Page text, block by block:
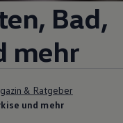
Bad,
mehr
& Ratgeber
und mehr